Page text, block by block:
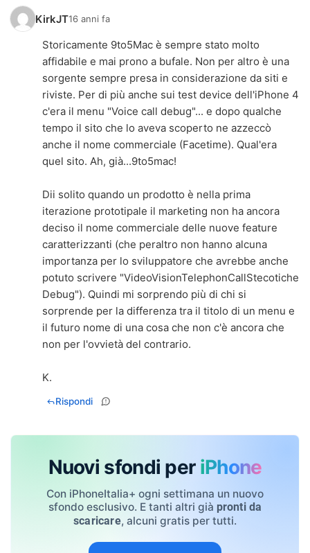
KirkJT16 anni fa
Storicamente 9to5Mac è sempre stato molto
affidabile e mai prono a bufale. Non per altro è una
sorgente sempre presa in considerazione da siti e
riviste. Per di più anche sui test device dell'iPhone 4
c'era il menu "Voice call debug"... e dopo qualche
tempo il sito che lo aveva scoperto ne azzeccò
anche il nome commerciale (Facetime). Qual'era
quel sito. Ah, già...9to5mac!
Dii solito quando un prodotto è nella prima
iterazione prototipale il marketing non ha ancora
deciso il nome commerciale delle nuove feature
caratterizzanti (che peraltro non hanno alcuna
importanza per lo sviluppatore che avrebbe anche
potuto scrivere "VideoVisionTelephonCallStecotiche
Debug"). Quindi mi sorprendo più di chi si
sorprende per la differenza tra il titolo di un menu e
il futuro nome di una cosa che non c'è ancora che
non per l'ovvietà del contrario.
K.
Rispondi
Nuovi sfondi per iPhone
Con iPhoneItalia+ ogni settimana un nuovo
sfondo esclusivo. E tanti altri già pronti da
scaricare, alcuni gratis per tutti.